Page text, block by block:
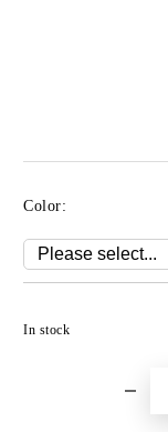
Color:
In stock